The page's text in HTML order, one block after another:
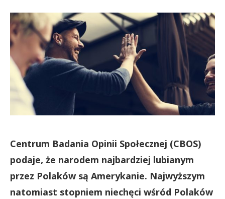
Centrum Badania Opinii Społecznej (CBOS)
podaje, że narodem najbardziej lubianym
przez Polaków są Amerykanie. Najwyższym
natomiast stopniem niechęci wśród Polaków